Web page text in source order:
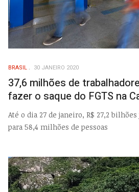
BRASIL 30 JANEIRO 2020
37,6 milhões de
fazer o saque do FGTS na
Até o dia 27 de janeiro, R$ 27,2
para 58,4 milhões de pessoas